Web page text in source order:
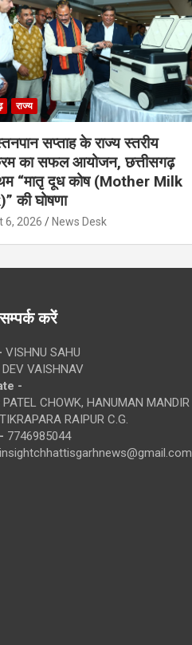
राज्य
सप्ताह के राज्य स्तरीय
का सफल आयोजन, छत्तीसगढ़
“मातृ दूध कोष (Mother Milk
की घोषणा
6, 2026 News Desk
करें
VISHNU SAHU
DEV VAISHNAV
-
PATEL CHOWK, HANUMAN MANDIR
RAIPUR C.G.
7746985044
insightchhattisgarhnews@gmail.com